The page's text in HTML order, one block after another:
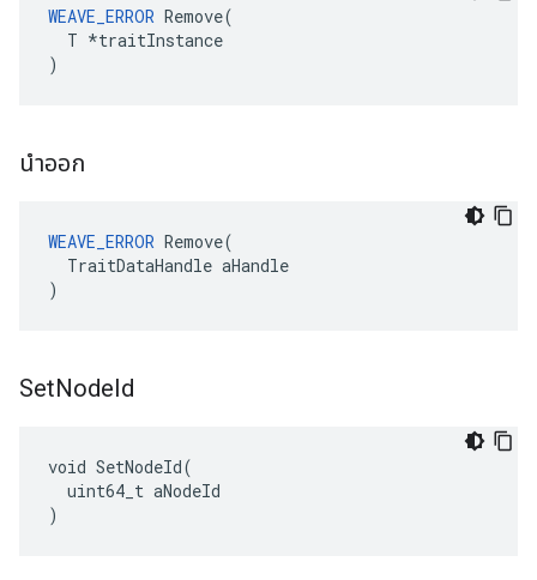
WEAVE_ERROR Remove(
  T *traitInstance
)
นำออก
WEAVE_ERROR Remove(
  TraitDataHandle aHandle
)
SetNodeId
void SetNodeId(
  uint64_t aNodeId
)